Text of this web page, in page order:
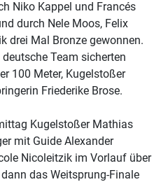
Niko Kappel und Francés
durch Nele Moos, Felix
drei Mal Bronze gewonnen.
Team sicherten
100 Meter, Kugelstoßer
Friederike Brose.
Kugelstoßer Mathias
mit Guide Alexander
Nicoleitzik im Vorlauf über
das Weitsprung-Finale